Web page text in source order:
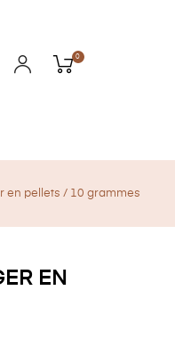
0
en pellets / 10 grammes
EN